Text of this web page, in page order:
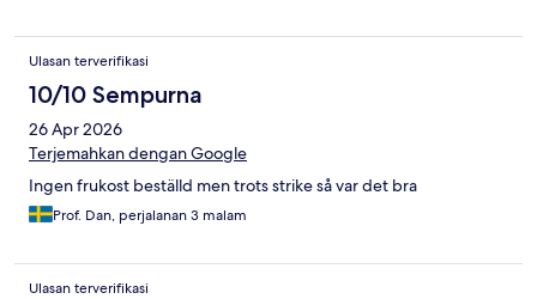
Ulasan terverifikasi
10/10 Sempurna
26 Apr 2026
Terjemahkan dengan Google
Ingen frukost beställd men trots strike så var det bra
Prof. Dan, perjalanan 3 malam
Ulasan terverifikasi